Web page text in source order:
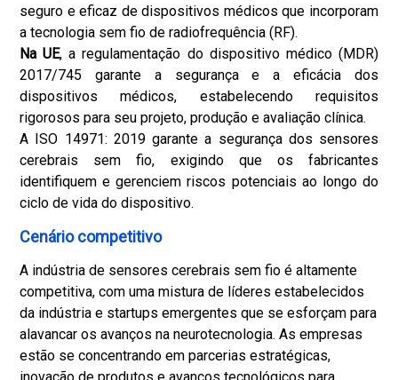
seguro e eficaz de dispositivos médicos que incorporam
a tecnologia sem fio de radiofrequência (RF).
Na UE, a regulamentação do dispositivo médico (MDR)
2017/745 garante a segurança e a eficácia dos
dispositivos médicos, estabelecendo requisitos
rigorosos para seu projeto, produção e avaliação clínica.
A ISO 14971: 2019 garante a segurança dos sensores
cerebrais sem fio, exigindo que os fabricantes
identifiquem e gerenciem riscos potenciais ao longo do
ciclo de vida do dispositivo.
Cenário competitivo
A indústria de sensores cerebrais sem fio é altamente
competitiva, com uma mistura de líderes estabelecidos
da indústria e startups emergentes que se esforçam para
alavancar os avanços na neurotecnologia. As empresas
estão se concentrando em parcerias estratégicas,